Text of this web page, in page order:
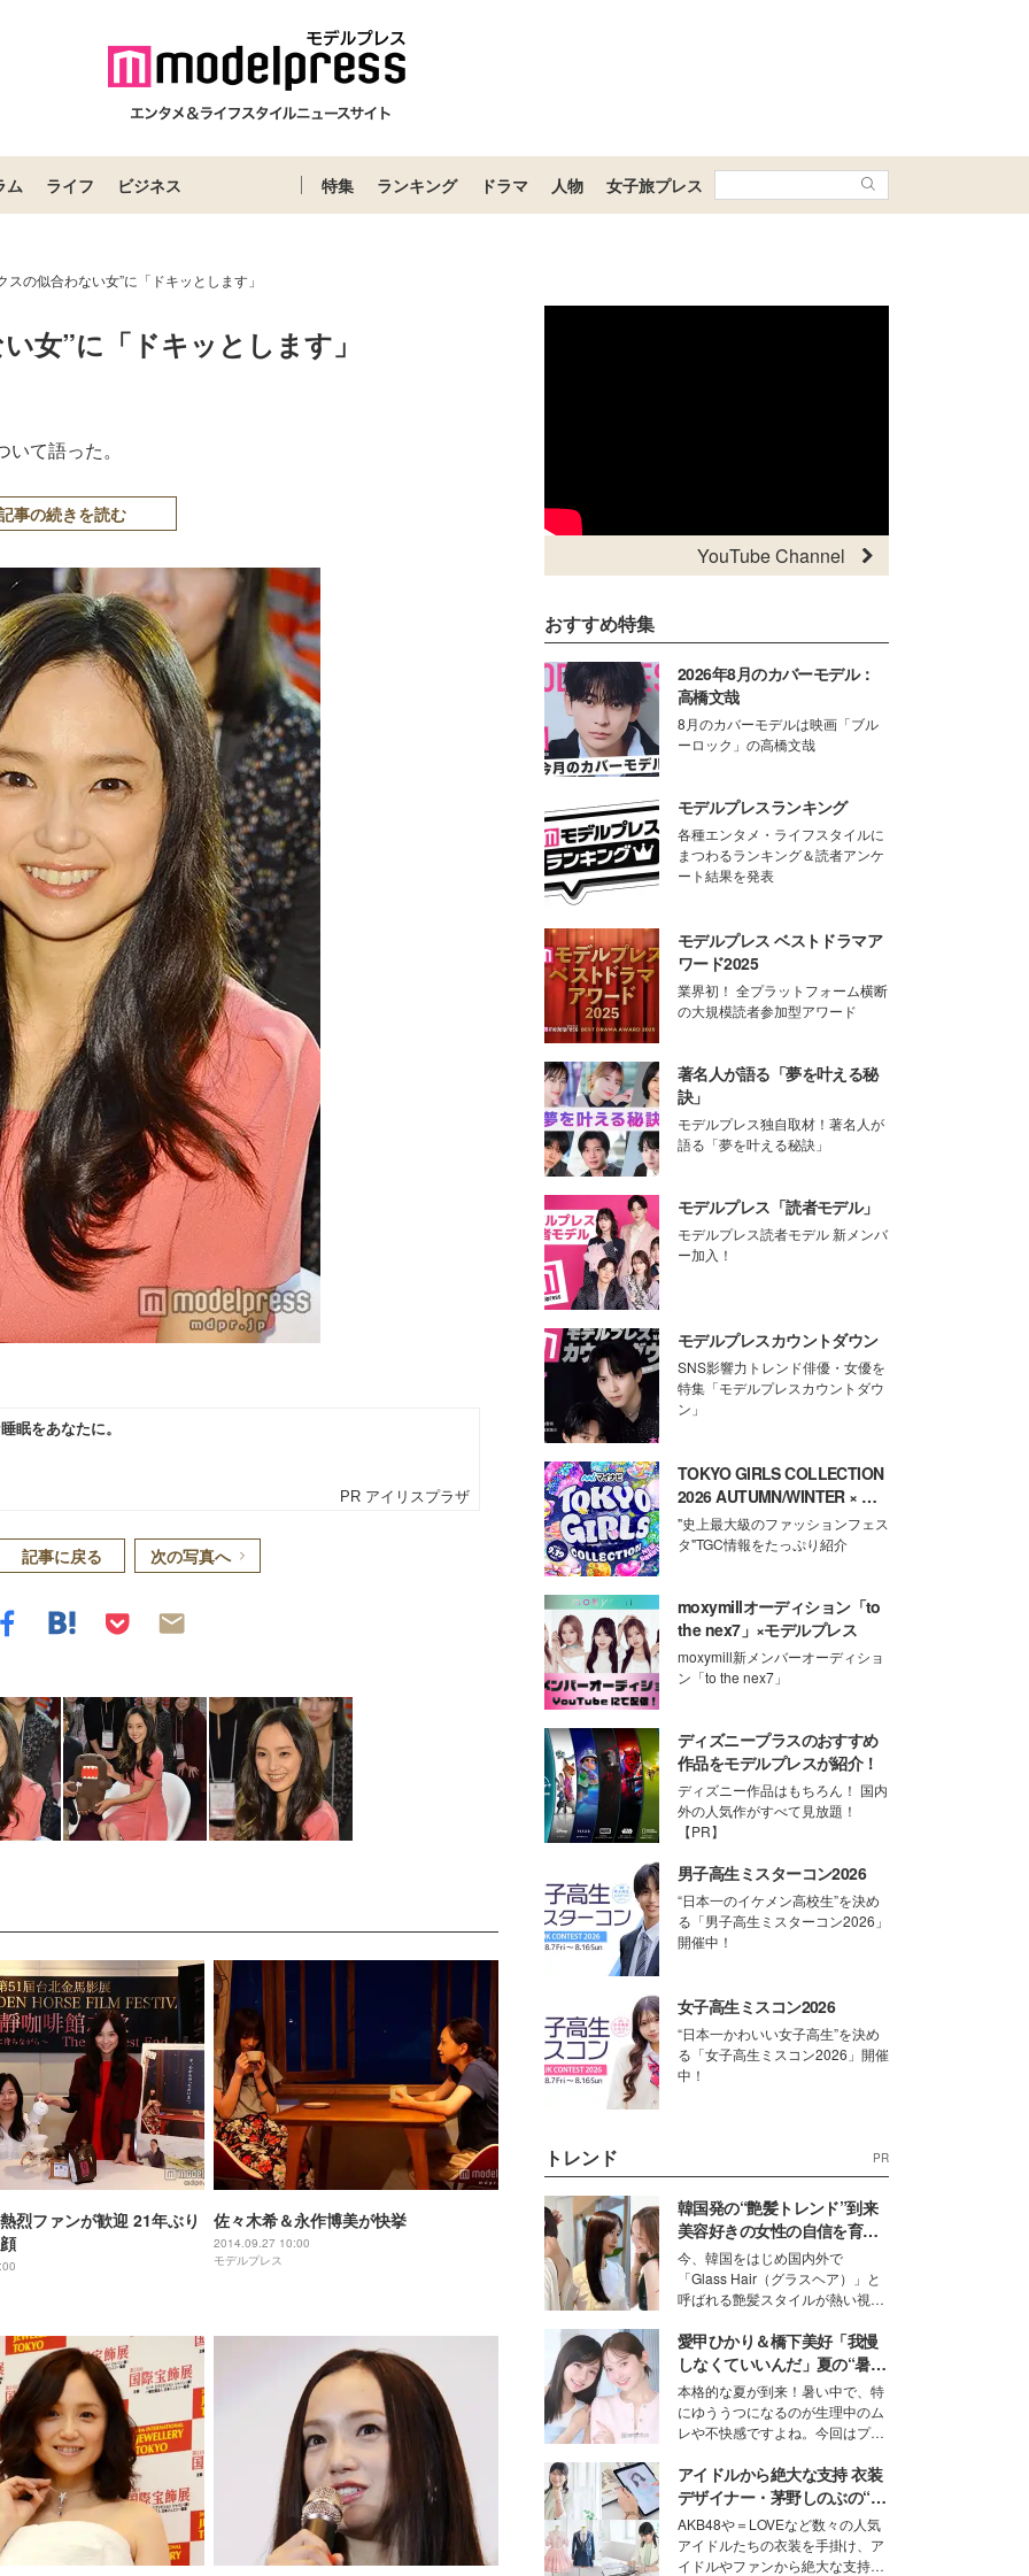
ム ライフ ビジネス 特集 ランキング ドラマ 人物 女子旅プレス
スの似合わない女”に「ドキッとします」
女”に「ドキッとします」
て語った。
事の続きを読む
記事に戻る 次の写真へ
烈ファンが歓迎 21年ぶり
佐々木希＆永作博美が快挙
2014.09.27 10:00
モデルプレス
YouTube Channel
おすすめ特集
2026年8月のカバーモデル：
高橋文哉
8月のカバーモデルは映画「ブル
ーロック」の高橋文哉
モデルプレスランキング
各種エンタメ・ライフスタイルに
まつわるランキング＆読者アンケ
ート結果を発表
モデルプレス ベストドラマア
ワード2025
業界初！ 全プラットフォーム横断
の大規模読者参加型アワード
著名人が語る「夢を叶える秘
訣」
モデルプレス独自取材！著名人が
語る「夢を叶える秘訣」
モデルプレス「読者モデル」
モデルプレス読者モデル 新メンバ
ー加入！
モデルプレスカウントダウン
SNS影響力トレンド俳優・女優を
特集「モデルプレスカウントダウ
ン」
TOKYO GIRLS COLLECTION
2026 AUTUMN/WINTER × モ
デルプレス
"史上最大級のファッションフェス
タ"TGC情報をたっぷり紹介
moxymillオーディション「to
the nex7」×モデルプレス
moxymill新メンバーオーディショ
ン「to the nex7」
ディズニープラスのおすすめ
作品をモデルプレスが紹介！
ディズニー作品はもちろん！ 国内
外の人気作がすべて見放題！
【PR】
男子高生ミスターコン2026
“日本一のイケメン高校生”を決め
る「男子高生ミスターコン2026」
開催中！
女子高生ミスコン2026
“日本一かわいい女子高生”を決め
る「女子高生ミスコン2026」開催
中！
トレンド PR
韓国発の“艶髪トレンド”到来
美容好きの女性の自信を育む
「ヘアケア事情」って？
今、韓国をはじめ国内外で
「Glass Hair（グラスヘア）」と
呼ばれる艶髪スタイルが熱い視線
ションの完成度を高めるベースと
して、“髪そのものの美しさ”に改
めて注目する人が増えている様
子。今回は、そんな憧れの艶やか
な髪を日常で叶える、美容好きの
女性たちのヘアケア事情を紹介し
ます。
愛甲ひかり＆橋下美好「我慢
しなくていいんだ」夏の“暑さ
対策”の新しい選択肢とは？
本格的な夏が到来！暑い中で、特
にゆううつになるのが生理中のム
レや不快感ですよね。今回はプラ
モデル・愛甲ひかりさんと橋下美
好さんを迎えて本音で女子会トー
ク。猛暑のお出かけを快適に過ご
すヒントや、2人が感動した夏の
生理の新常識にも迫りました。
アイドルから絶大な支持 衣装
デザイナー・茅野しのぶの“可
愛い”を作る美学＜「シチズン
クロスシー」インタビュー＞
AKB48や＝LOVEなど数々の人気
アイドルたちの衣装を手掛け、ア
イドルやファンから絶大な支持を